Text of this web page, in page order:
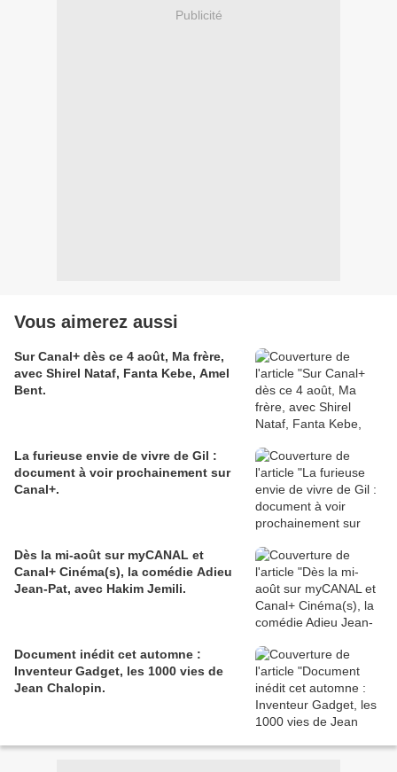
Publicité
Vous aimerez aussi
Sur Canal+ dès ce 4 août, Ma frère,
avec Shirel Nataf, Fanta Kebe, Amel
Bent.
La furieuse envie de vivre de Gil :
document à voir prochainement sur
Canal+.
Dès la mi-août sur myCANAL et
Canal+ Cinéma(s), la comédie Adieu
Jean-Pat, avec Hakim Jemili.
Document inédit cet automne :
Inventeur Gadget, les 1000 vies de
Jean Chalopin.